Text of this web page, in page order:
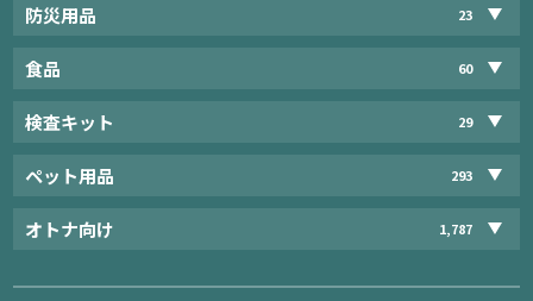
防災用品 23
食品 60
検査キット 29
ペット用品 293
オトナ向け 1,787